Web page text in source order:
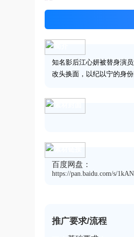
知名影后江心妍被替身演
改头换面，以纪以宁的身
百度网盘：
https://pan.baidu.com/s/
推广要求/流程